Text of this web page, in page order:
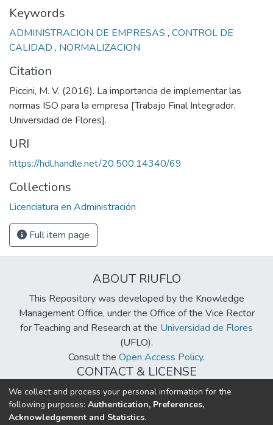
Keywords
ADMINISTRACION DE EMPRESAS , CONTROL DE
CALIDAD , NORMALIZACION
Citation
Piccini, M. V. (2016). La importancia de implementar las
normas ISO para la empresa [Trabajo Final Integrador,
Universidad de Flores].
URI
https://hdl.handle.net/20.500.14340/69
Collections
Licenciatura en Administración
Full item page
ABOUT RIUFLO
This Repository was developed by the Knowledge
Management Office, under the Office of the Vice Rector
for Teaching and Research at the Universidad de Flores
(UFLO).
Consult the Open Access Policy.
CONTACT & LICENSE
biblioteca@uflouniversidad.edu.ar
Creative Commons LicenseBY-NC-ND 4.0
We collect and process your personal information for the
following purposes: Authentication, Preferences,
Acknowledgement and Statistics.